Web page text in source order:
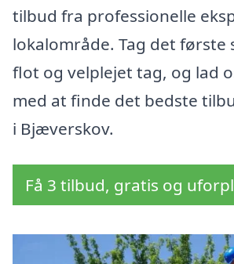
tilbud fra professionelle
lokalområde. Tag det første
flot og velplejet tag, og lad
med at finde det bedste
i Bjæverskov.
Få 3 tilbud, gratis og